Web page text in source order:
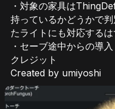
・対象の家具は
持っているかどうかで
たライトにも対応するは
・セーブ途中からの導入
クレジット
Created by umiyoshi